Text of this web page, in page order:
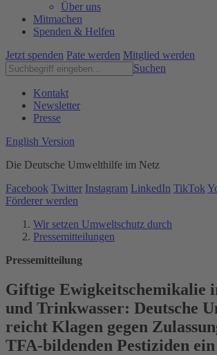
Über uns
Mitmachen
Spenden & Helfen
Jetzt spenden Pate werden Mitglied werden
Suchen
Kontakt
Newsletter
Presse
English Version
Die Deutsche Umwelthilfe im Netz
Facebook Twitter Instagram LinkedIn TikTok
Förderer werden
Wir setzen Umweltschutz durch
Pressemitteilungen
Pressemitteilung
Giftige Ewigkeitschemikalie
und Trinkwasser: Deutsche
reicht Klagen gegen
TFA-bildenden Pestiziden ein